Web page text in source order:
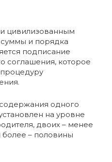
цивилизованным
и порядка
подписание
соглашения, которое
одного
на уровне
двоих – менее
более – половины